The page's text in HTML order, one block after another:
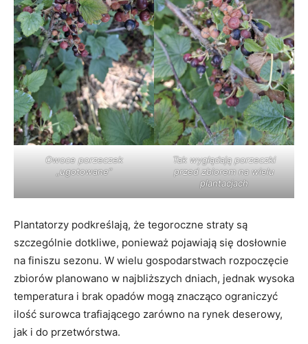
Owoce porzeczek
„ugotowane”
Tak wyglądają porzeczki
przed zbiorem na wielu
plantacjach
Plantatorzy podkreślają, że tegoroczne straty są
szczególnie dotkliwe, ponieważ pojawiają się dosłownie
na finiszu sezonu. W wielu gospodarstwach rozpoczęcie
zbiorów planowano w najbliższych dniach, jednak wysoka
temperatura i brak opadów mogą znacząco ograniczyć
ilość surowca trafiającego zarówno na rynek deserowy,
jak i do przetwórstwa.